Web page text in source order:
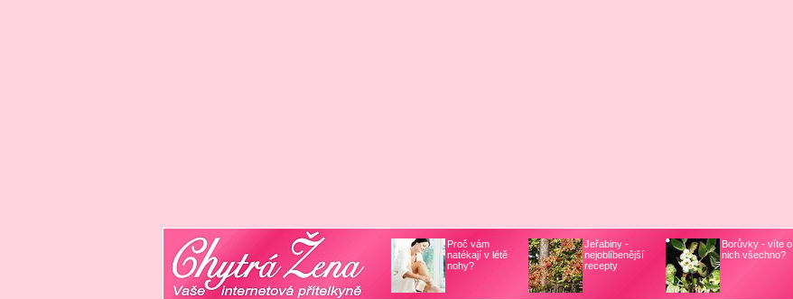
Proč vám
natékají v létě
nohy?
Jeřabiny -
nejoblíbenější
recepty
Borůvky - víte o
nich všechno?